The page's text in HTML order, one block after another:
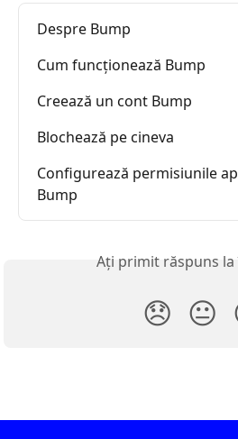
Despre Bump
Cum funcționează Bump
Creează un cont Bump
Blochează pe cineva
Configurează permisiunile
Bump
Ați primit răspuns
😞 😐